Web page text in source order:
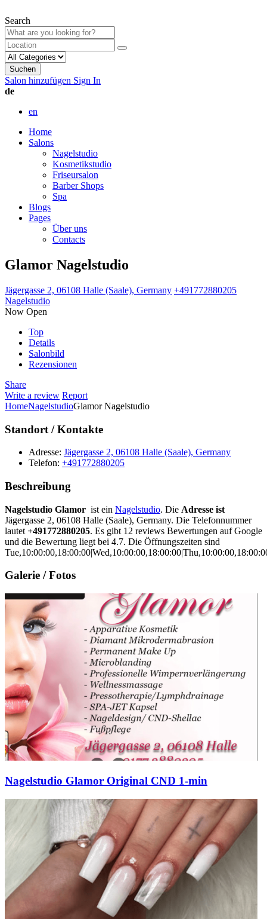
Search
Suchen
Salon hinzufügen Sign In
de
en
Home
Salons
Nagelstudio
Kosmetikstudio
Friseursalon
Barber Shops
Spa
Blogs
Pages
Über uns
Contacts
Glamor Nagelstudio
Jägergasse 2, 06108 Halle (Saale), Germany +491772880205
Nagelstudio
Now Open
Top
Details
Salonbild
Rezensionen
Share
Write a review Report
HomeNagelstudioGlamor Nagelstudio
Standort / Kontakte
Adresse: Jägergasse 2, 06108 Halle (Saale), Germany
Telefon: +491772880205
Beschreibung
Nagelstudio Glamor ist ein Nagelstudio. Die Adresse ist
Jägergasse 2, 06108 Halle (Saale), Germany. Die Telefonnummer
lautet +491772880205. Es gibt 12 reviews Bewertungen auf Google
und die Bewertung liegt bei 4.7. Die Öffnungszeiten sind
Galerie / Fotos
Nagelstudio Glamor Original CND 1-min